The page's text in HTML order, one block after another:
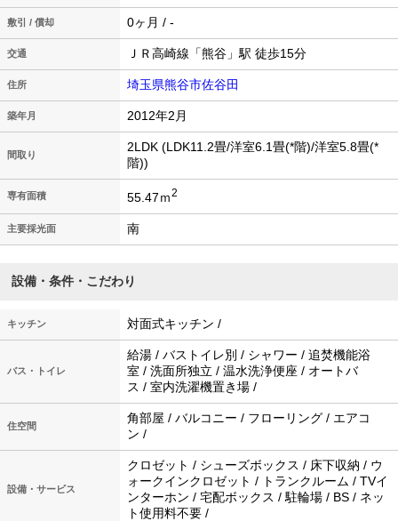
敷引 / 償却 0ヶ月 / -
交通 ＪＲ高崎線「熊谷」駅 徒歩15分
住所 埼玉県熊谷市佐谷田
築年月 2012年2月
間取り
2LDK (LDK11.2畳/洋室6.1畳(*階)/洋室5.8畳(*
階))
専有面積 55.47ｍ2
主要採光面 南
設備・条件・こだわり
キッチン 対面式キッチン /
バス・トイレ
給湯 / バストイレ別 / シャワー / 追焚機能浴
室 / 洗面所独立 / 温水洗浄便座 / オートバ
ス / 室内洗濯機置き場 /
住空間
角部屋 / バルコニー / フローリング / エアコ
ン /
設備・サービス
クロゼット / シューズボックス / 床下収納 / ウ
ォークインクロゼット / トランクルーム / TVイ
ンターホン / 宅配ボックス / 駐輪場 / BS / ネッ
ト使用料不要 /